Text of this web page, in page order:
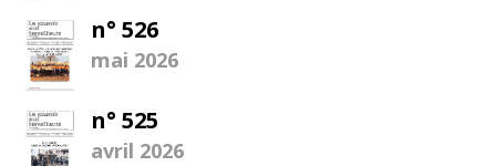
n° 526
mai 2026
n° 525
avril 2026